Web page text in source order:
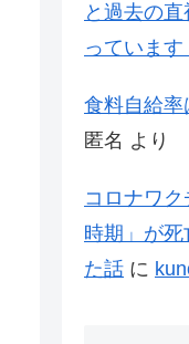
と過去の
っています
食料自給
匿名 より
コロナワ
時期」が
た話 に